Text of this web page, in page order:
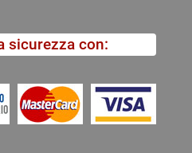
sicurezza con: